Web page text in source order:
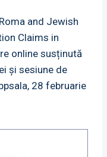
and Jewish
Claims in
online susținută
și sesiune de
28 februarie